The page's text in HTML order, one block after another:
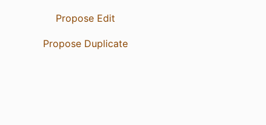
Propose Edit
Propose Duplicate